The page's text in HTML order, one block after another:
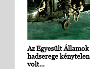
Az Egyesült Államok
hadserege kénytelen
volt…